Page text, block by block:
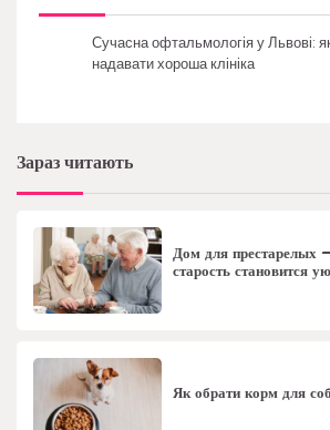
Сучасна офтальмологія у Львові:
надавати хороша клініка
Зараз читають
Дом для престарелых
старость становится
Як обрати корм для